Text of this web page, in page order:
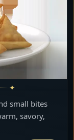
small bites
savory,